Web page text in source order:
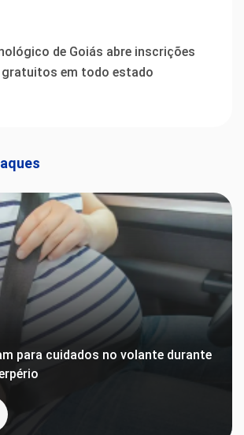
de Goiás abre inscrições
em todo estado
para cuidados no volante durante